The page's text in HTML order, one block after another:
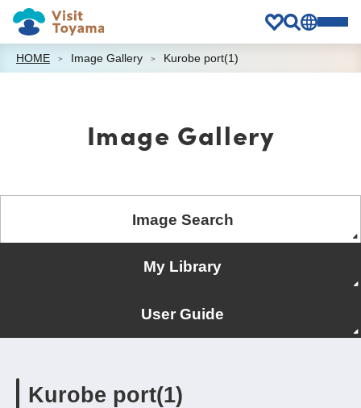
HOME Image Gallery Kurobe port(1)
Image Gallery
Image Search
My Library
User Guide
Kurobe port(1)